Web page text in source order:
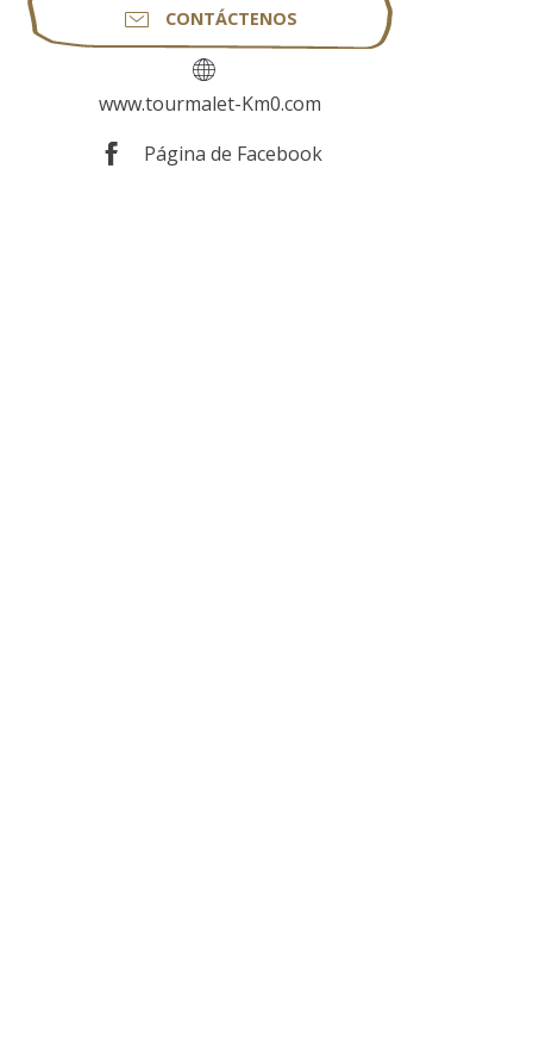
CONTÁCTENOS
www.tourmalet-Km0.com
Página de Facebook